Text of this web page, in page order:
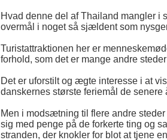
Hvad denne del af Thailand mangler i
overmål i noget så sjældent som
Turistattraktionen her er
forhold, som det er mange andre
Det er uforstilt og ægte interesse i at
danskernes største feriemål de senere
Men i modsætning til flere andre
sig med penge på de forkerte ting og
stranden, der knokler for blot at tjene